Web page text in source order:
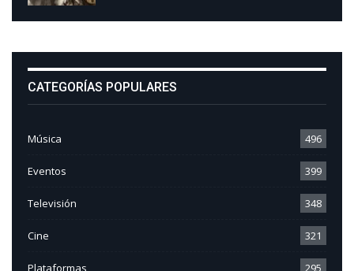
CATEGORÍAS POPULARES
Música 496
Eventos 399
Televisión 348
Cine 321
Plataformas 295